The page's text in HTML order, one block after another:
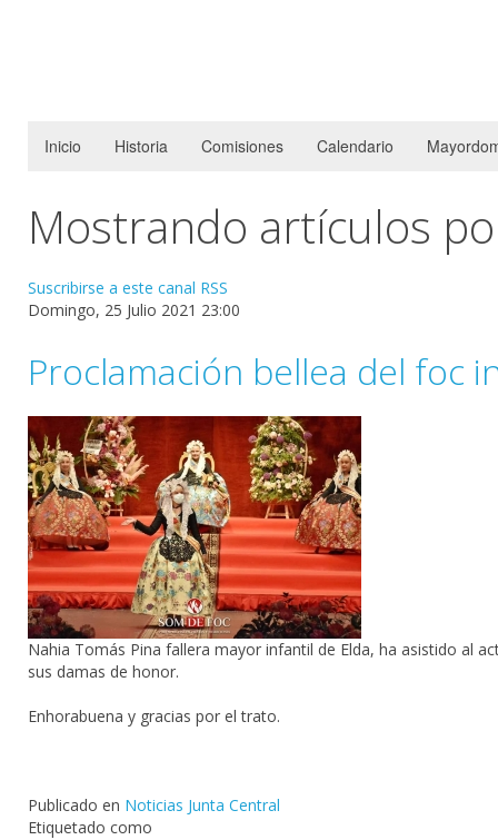
Inicio Historia Comisiones Calendario
Mostrando artículos
Suscribirse a este canal RSS
Domingo, 25 Julio 2021 23:00
Proclamación bellea del foc
Nahia Tomás Pina fallera mayor infantil de Elda, ha asistido al
sus damas de honor.
Enhorabuena y gracias por el trato.
Publicado en Noticias Junta Central
Etiquetado como